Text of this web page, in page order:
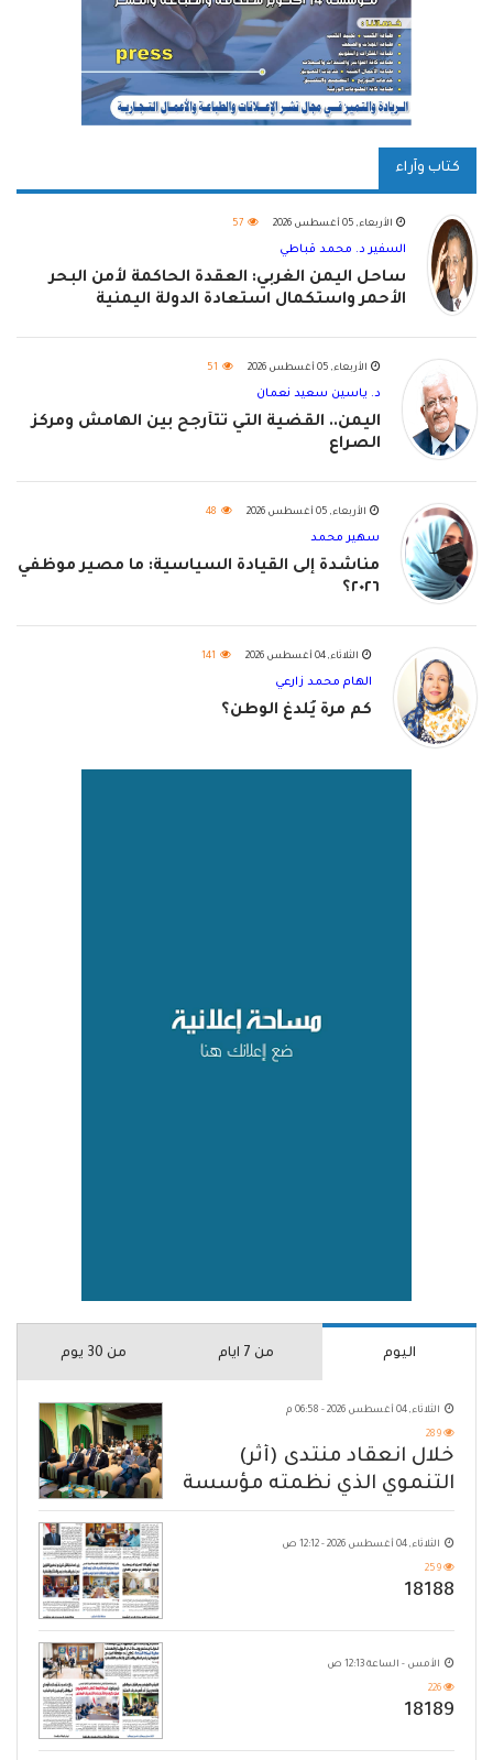
كتاب وآراء
الأربعاء, 05 أغسطس 2026 57
السفير د. محمد قباطي
ساحل اليمن الغربي: العقدة الحاكمة لأمن البحر
الأحمر واستكمال استعادة الدولة اليمنية
الأربعاء, 05 أغسطس 2026 51
د. ياسين سعيد نعمان
اليمن.. القضية التي تتأرجح بين الهامش ومركز
الصراع
الأربعاء, 05 أغسطس 2026 48
سهير محمد
مناشدة إلى القيادة السياسية: ما مصير موظفي
٢٠٢٦؟
الثلاثاء, 04 أغسطس 2026 141
الهام محمد زارعي
كم مرة يُلدغ الوطن؟
اليوم من 7 ايام من 30 يوم
الثلاثاء, 04 أغسطس 2026 - 06:58 م
289
خلال انعقاد منتدى (أثر)
التنموي الذي نظمته مؤسسة
حضرموت
الثلاثاء, 04 أغسطس 2026 - 12:12 ص
259
18188
الأمس - الساعة 12:13 ص
226
18189